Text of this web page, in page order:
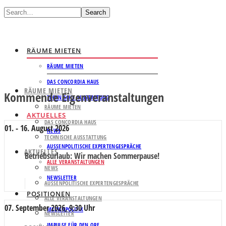
Search
RÄUME MIETEN
RÄUME MIETEN
DAS CONCORDIA HAUS
TECHNISCHE AUSSTATTUNG
AKTUELLES
NEWS
AUSSENPOLITISCHE EXPERTENGESPRÄCHE
ALLE VERANSTALTUNGEN
NEWSLETTER
POSITIONEN
MEDIENPOLITIK
RÄUME MIETEN
RÄUME MIETEN
DAS CONCORDIA HAUS
TECHNISCHE AUSSTATTUNG
AKTUELLES
NEWS
AUSSENPOLITISCHE EXPERTENGESPRÄCHE
ALLE VERANSTALTUNGEN
NEWSLETTER
Kommende Eigenveranstaltungen
01. - 16. August 2026
Betriebsurlaub: Wir machen Sommerpause!
07. September 2026, 9:30 Uhr